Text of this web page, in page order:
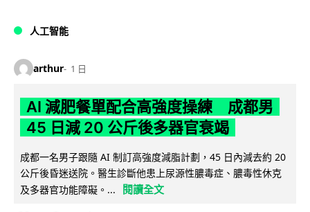
人工智能
arthur 1 日
AI 減肥餐單配合高強度操練 成都男
45 日減 20 公斤後多器官衰竭
成都一名男子跟隨 AI 制訂高強度減脂計劃，45 日內減去約 20
公斤後昏迷送院。醫生診斷他患上尿源性膿毒症、膿毒性休克
及多器官功能障礙。...
閱讀全文